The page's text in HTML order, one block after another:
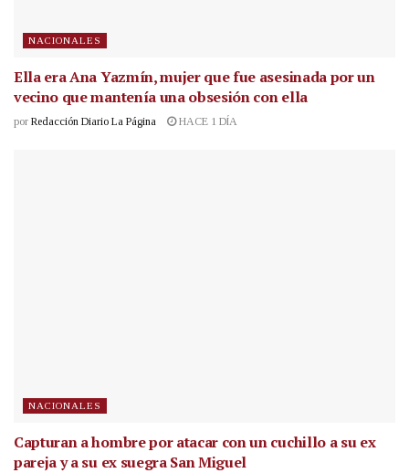
NACIONALES
Ella era Ana Yazmín, mujer que fue asesinada por un
vecino que mantenía una obsesión con ella
por Redacción Diario La Página HACE 1 DÍA
NACIONALES
Capturan a hombre por atacar con un cuchillo a su ex
pareja y a su ex suegra San Miguel